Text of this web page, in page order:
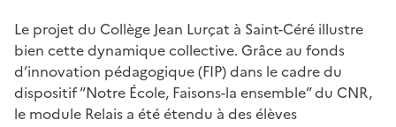
Le projet du Collège Jean Lurçat à Saint-Céré illustre
bien cette dynamique collective. Grâce au fonds
d’innovation pédagogique (FIP) dans le cadre du
dispositif “Notre École, Faisons-la ensemble” du CNR,
le module Relais a été étendu à des élèves